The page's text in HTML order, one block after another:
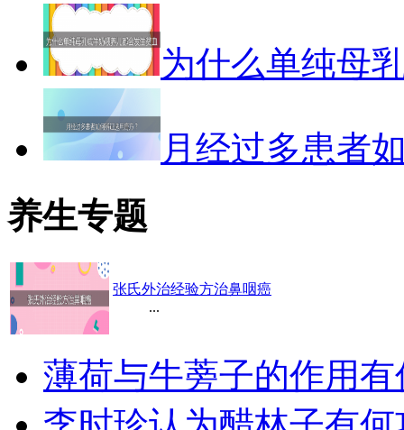
为什么单纯母
月经过多患者
养生专题
张氏外治经验方治鼻咽癌
...
薄荷与牛蒡子的作用有